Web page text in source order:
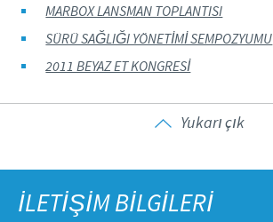
MARBOX LANSMAN TOPLANTISI
SÜRÜ SAĞLIĞI YÖNETİMİ SEMPOZYUMU
2011 BEYAZ ET KONGRESİ
Yukarı çık
İLETİŞİM BİLGİLERİ